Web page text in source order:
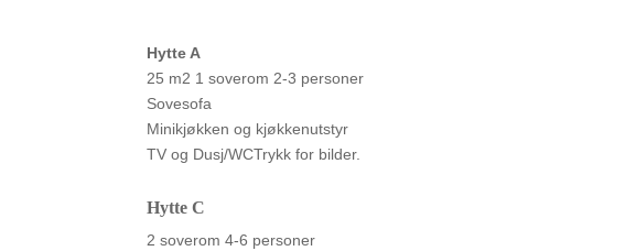
Hytte A
25 m2 1 soverom 2-3 personer
Sovesofa
Minikjøkken og kjøkkenutstyr
TV og Dusj/WCTrykk for bilder.
Hytte C
2 soverom 4-6 personer